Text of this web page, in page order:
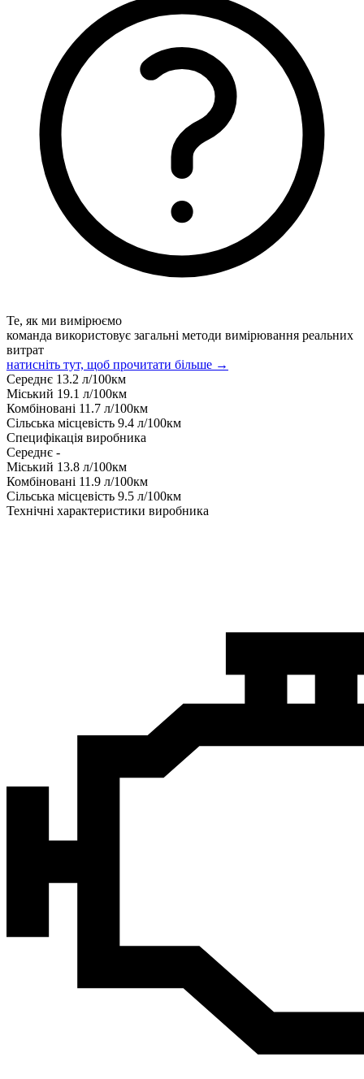
Те, як ми вимірюємо
команда використовує загальні методи вимірювання реальних
витрат
натисніть тут, щоб прочитати більше →
Середнє 13.2 л/100км
Міський 19.1 л/100км
Комбіновані 11.7 л/100км
Сільська місцевість 9.4 л/100км
Специфікація виробника
Середнє -
Міський 13.8 л/100км
Комбіновані 11.9 л/100км
Сільська місцевість 9.5 л/100км
Технічні характеристики виробника